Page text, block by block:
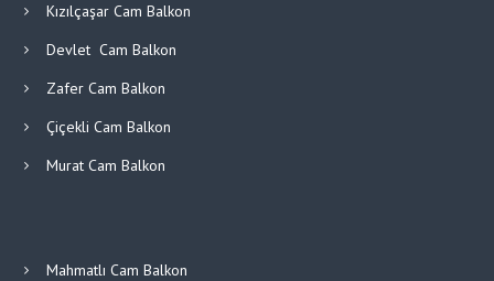
Kızılçaşar Cam Balkon
Devlet Cam Balkon
Zafer Cam Balkon
Çiçekli Cam Balkon
Murat Cam Balkon
Mahmatlı Cam Balkon